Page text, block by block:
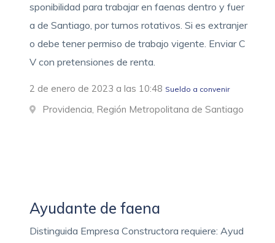
sponibilidad para trabajar en faenas dentro y fuer
a de Santiago, por turnos rotativos. Si es extranjer
o debe tener permiso de trabajo vigente. Enviar C
V con pretensiones de renta.
2 de enero de 2023 a las 10:48 Sueldo a convenir
Providencia, Región Metropolitana de Santiago
Ayudante de faena
Distinguida Empresa Constructora requiere: Ayud